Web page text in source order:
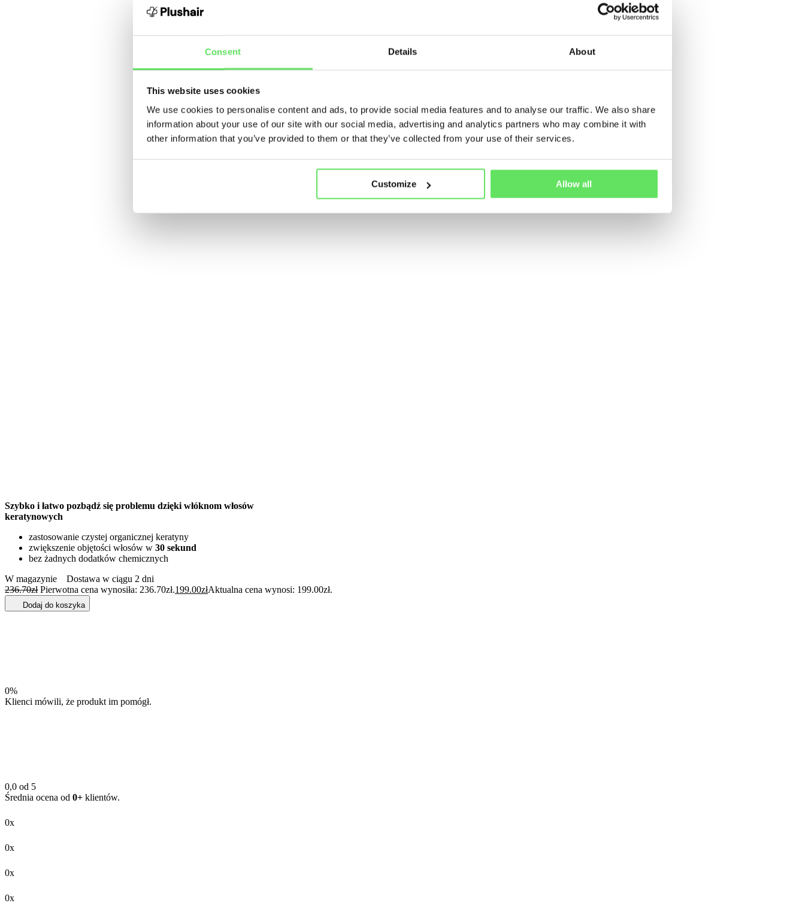
Consent Details About
This website uses cookies
We use cookies to personalise content and ads, to provide social media features and to analyse our traffic. We also share
information about your use of our site with our social media, advertising and analytics partners who may combine it with
other information that you’ve provided to them or that they’ve collected from your use of their services.
Customize Allow all
Szybko i łatwo pozbądź się problemu dzięki włóknom włosów
keratynowych
zastosowanie czystej organicznej keratyny
zwiększenie objętości włosów w 30 sekund
bez żadnych dodatków chemicznych
W magazynie
Dostawa w ciągu 2 dni
236.70zł Pierwotna cena wynosiła: 236.70zł.199.00złAktualna cena wynosi: 199.00zł.
Dodaj do koszyka
0%
Klienci mówili, że produkt im pomógł.
0,0 od 5
Średnia ocena od 0+ klientów.
0x
0x
0x
0x